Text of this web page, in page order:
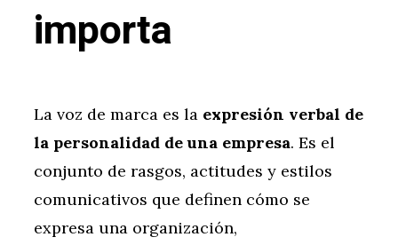
importa
La voz de marca es la expresión verbal de
la personalidad de una empresa. Es el
conjunto de rasgos, actitudes y estilos
comunicativos que definen cómo se
expresa una organización,